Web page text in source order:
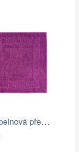
Stanex Koupelnová předložka Mexico…